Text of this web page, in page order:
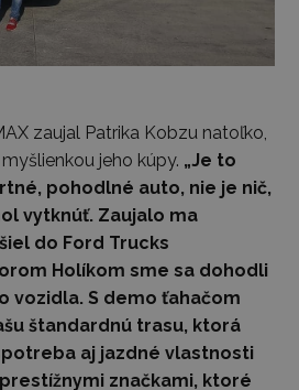
zaujal Patrika Kobzu natoľko,
jeho kúpy. „Je to
pohodlné auto, nie je nič,
vytknúť. Zaujalo ma
do Ford Trucks
Holíkom sme sa dohodli
vozidla. S demo ťahačom
štandardnú trasu, ktorá
aj jazdné vlastnosti
značkami, ktoré